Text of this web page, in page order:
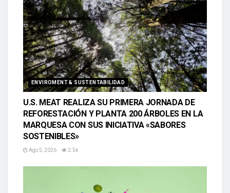
ENVIROMENT & SUSTENTABILIDAD
U.S. MEAT REALIZA SU PRIMERA JORNADA DE
REFORESTACIÓN Y PLANTA 200 ÁRBOLES EN LA
MARQUESA CON SUS INICIATIVA «SABORES
SOSTENIBLES»
Ago 5, 2026 2.5k